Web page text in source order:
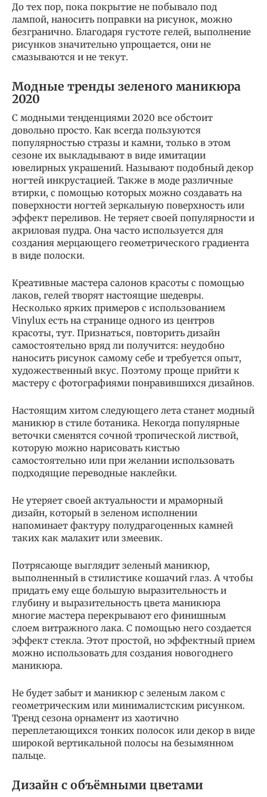
До тех пор, пока покрытие не побывало под
лампой, наносить поправки на рисунок, можно
безгранично. Благодаря густоте гелей, выполнение
рисунков значительно упрощается, они не
смазываются и не текут.
Модные тренды зеленого маникюра
2020
С модными тенденциями 2020 все обстоит
довольно просто. Как всегда пользуются
популярностью стразы и камни, только в этом
сезоне их выкладывают в виде имитации
ювелирных украшений. Называют подобный декор
ногтей инкрустацией. Также в моде различные
втирки, с помощью которых можно создавать на
поверхности ногтей зеркальную поверхность или
эффект переливов. Не теряет своей популярности и
акриловая пудра. Она часто используется для
создания мерцающего геометрического градиента
в виде полоски.
Креативные мастера салонов красоты с помощью
лаков, гелей творят настоящие шедевры.
Несколько ярких примеров с использованием
Vinylux есть на странице одного из центров
красоты, тут. Признаться, повторить дизайн
самостоятельно вряд ли получится: неудобно
наносить рисунок самому себе и требуется опыт,
художественный вкус. Поэтому проще прийти к
мастеру с фотографиями понравившихся дизайнов.
Настоящим хитом следующего лета станет модный
маникюр в стиле ботаника. Некогда популярные
веточки сменятся сочной тропической листвой,
которую можно нарисовать кистью
самостоятельно или при желании использовать
подходящие переводные наклейки.
Не утеряет своей актуальности и мраморный
дизайн, который в зеленом исполнении
напоминает фактуру полудрагоценных камней
таких как малахит или змеевик.
Потрясающе выглядит зеленый маникюр,
выполненный в стилистике кошачий глаз. А чтобы
придать ему еще большую выразительность и
глубину и выразительность цвета маникюра
многие мастера перекрывают его финишным
слоем витражного лака. С помощью него создается
эффект стекла. Этот простой, но эффектный прием
можно использовать для создания новогоднего
маникюра.
Не будет забыт и маникюр с зеленым лаком с
геометрическим или минималистским рисунком.
Тренд сезона орнамент из хаотично
переплетающихся тонких полосок или декор в виде
широкой вертикальной полосы на безымянном
пальце.
Дизайн с объёмными цветами